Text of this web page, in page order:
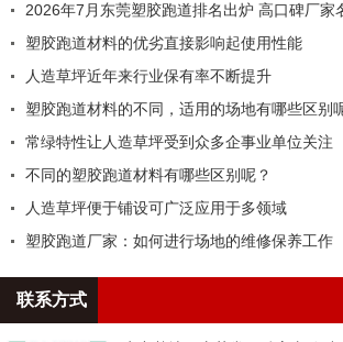
2026年7月东莞塑胶跑道排名出炉 高口碑厂家
塑胶跑道材料的优劣直接影响起使用性能
人造草坪近年来行业保有率不断提升
塑胶跑道材料的不同，适用的场地有哪些区别
常绿特性让人造草坪受到众多企事业单位关注
不同的塑胶跑道材料有哪些区别呢？
人造草坪便于铺设可广泛应用于多领域
塑胶跑道厂家：如何进行场地的维修保养工作
联系方式